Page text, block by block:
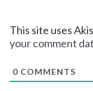
This site uses
your comment
0 COMMENTS